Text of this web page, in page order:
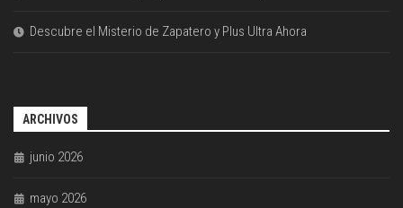
Descubre el Misterio de Zapatero y Plus Ultra Ahora
ARCHIVOS
junio 2026
mayo 2026